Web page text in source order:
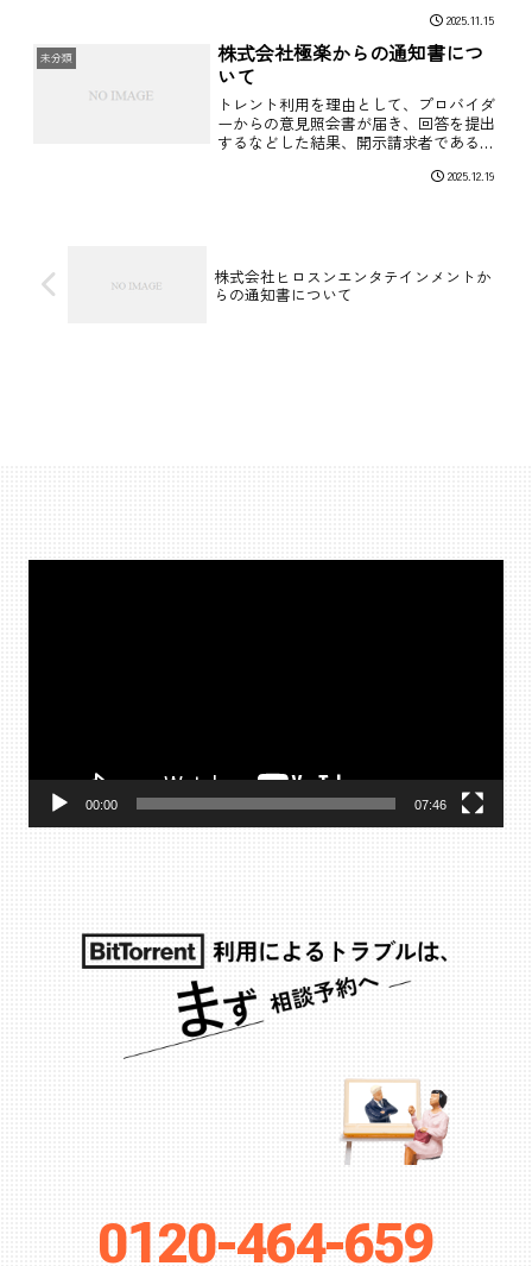
サイト、占いサイト、ロマンス詐欺その
他）、負債処理（過払い、債務整理、破
産、民事再生）、男女問題（離婚...
2025.11.15
未分類
株式会社極楽からの通知書につ
いて
トレント利用を理由として、プロバイダ
ーからの意見照会書が届き、回答を提出
するなどした結果、開示請求者である株
届いた場合には、どのように対応をする
式会社極楽からの通知書内容を踏まえた
解説をしたいと思います。
2025.12.19
株式会社ヒロスンエンタテインメントか
らの通知書について
ー
00:00 07:46
0120-464-659